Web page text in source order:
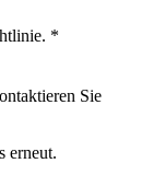
*
Sie
erneut.